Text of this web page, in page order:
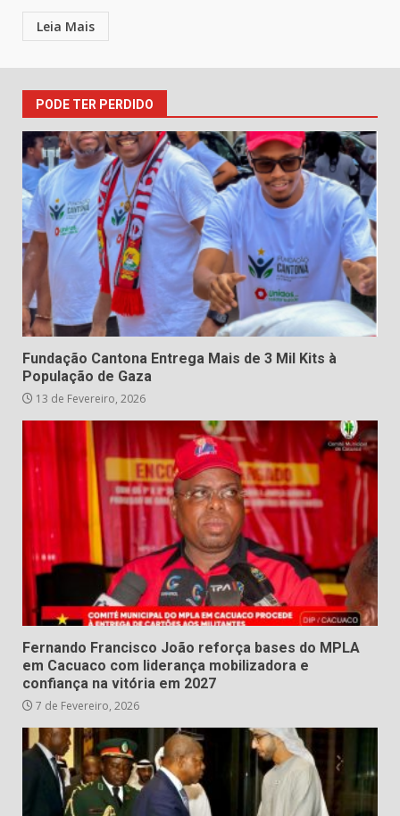
Leia Mais
PODE TER PERDIDO
Fundação Cantona Entrega Mais de 3 Mil Kits à
População de Gaza
13 de Fevereiro, 2026
Fernando Francisco João reforça bases do MPLA
em Cacuaco com liderança mobilizadora e
confiança na vitória em 2027
7 de Fevereiro, 2026